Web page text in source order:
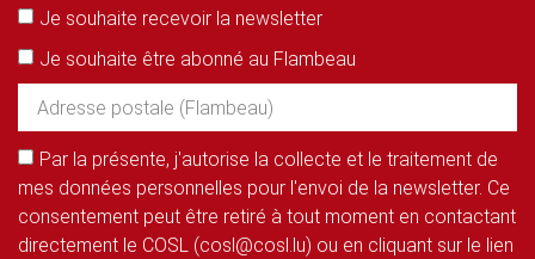
Je souhaite recevoir la newsletter
Je souhaite être abonné au Flambeau
Par la présente, j'autorise la collecte et le traitement de
mes données personnelles pour l'envoi de la newsletter. Ce
consentement peut être retiré à tout moment en contactant
directement le COSL (cosl@cosl.lu) ou en cliquant sur le lien